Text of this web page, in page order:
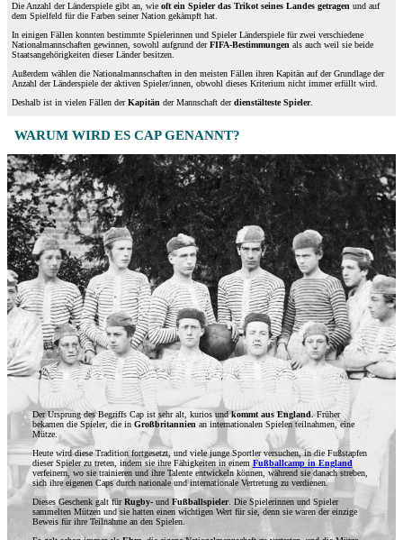
Die Anzahl der Länderspiele gibt an, wie oft ein Spieler das Trikot seines Landes getragen und auf
dem Spielfeld für die Farben seiner Nation gekämpft hat.
In einigen Fällen konnten bestimmte Spielerinnen und Spieler Länderspiele für zwei verschiedene
Nationalmannschaften gewinnen, sowohl aufgrund derFIFA-Bestimmungen als auch weil sie beide
Staatsangehörigkeiten dieser Länder besitzen.
Außerdem wählen die Nationalmannschaften in den meisten Fällen ihren Kapitän auf der Grundlage der
Anzahl der Länderspiele der aktiven Spieler/innen, obwohl dieses Kriterium nicht immer erfüllt wird.
Deshalb ist in vielen Fällen derKapitän der Mannschaft derdienstälteste Spieler.
WARUM WIRD ES CAP GENANNT?
Der Ursprung des Begriffs Cap ist sehr alt, kurios undkommt aus England. Früher
bekamen die Spieler, die in Großbritannien an internationalen Spielen teilnahmen, eine
Mütze.
Heute wird diese Tradition fortgesetzt, und viele junge Sportler versuchen, in die Fußstapfen
dieser Spieler zu treten, indem sie ihre Fähigkeiten in einemFußballcamp in England
verfeinern, wo sie trainieren und ihre Talente entwickeln können, während sie danach streben,
sich ihre eigenen Caps durch nationale und internationale Vertretung zu verdienen.
Dieses Geschenk galt fürRugby-und Fußballspieler. Die Spielerinnen und Spieler
sammelten Mützen und sie hatten einen wichtigen Wert für sie, denn sie waren der einzige
Beweis für ihre Teilnahme an den Spielen.